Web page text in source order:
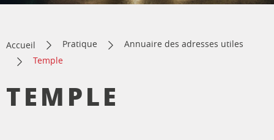
Accueil Pratique
Annuaire des adresses utiles
Temple
TEMPLE